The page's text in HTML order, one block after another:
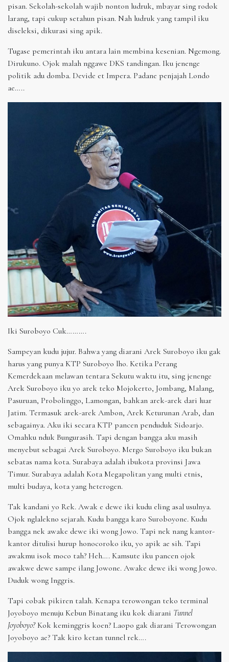
pisan. Sekolah-sekolah wajib nonton ludruk, mbayar sing rodok
larang, tapi cukup setahun pisan. Nah ludruk yang tampil iku
diseleksi, dikurasi sing apik.
Tugase pemerintah iku antara lain membina kesenian. Ngemong.
Dirukuno. Ojok malah nggawe DKS tandingan. Iku jenenge
politik adu domba. Devide et Impera. Padane penjajah Londo
ae…..
Iki Suroboyo Cuk……….
Sampeyan kudu jujur. Bahwa yang diarani Arek Suroboyo iku gak
harus yang punya KTP Suroboyo lho. Ketika Perang
Kemerdekaan melawan tentara Sekutu waktu itu, sing jenenge
Arek Suroboyo iku yo arek teko Mojokerto, Jombang, Malang,
Pasuruan, Probolinggo, Lamongan, bahkan arek-arek dari luar
Jatim. Termasuk arek-arek Ambon, Arek Keturunan Arab, dan
sebagainya. Aku iki secara KTP pancen penduduk Sidoarjo.
Omahku nduk Bungurasih. Tapi dengan bangga aku masih
menyebut sebagai Arek Suroboyo. Mergo Suroboyo iku bukan
sebatas nama kota. Surabaya adalah ibukota provinsi Jawa
Timur. Surabaya adalah Kota Megapolitan yang multi etnis,
multi budaya, kota yang heterogen.
Tak kandani yo Rek. Awak e dewe iki kudu eling asal usulnya.
Ojok nglalekno sejarah. Kudu bangga karo Suroboyone. Kudu
bangga nek awake dewe iki wong Jowo. Tapi nek nang kantor-
kantor ditulisi hurup honocoroko iku, yo apik ae sih. Tapi
awakmu isok moco tah? Heh…. Kamsute iku pancen ojok
awakwe dewe sampe ilang Jowone. Awake dewe iki wong Jowo.
Duduk wong Inggris.
Tapi cobak pikiren talah. Kenapa terowongan teko terminal
Joyoboyo menuju Kebun Binatang iku kok diarani Tunnel
Joyoboyo?Kok keminggris koen? Laopo gak diarani Terowongan
Joyoboyo ae? Tak kiro ketan tunnel rek….